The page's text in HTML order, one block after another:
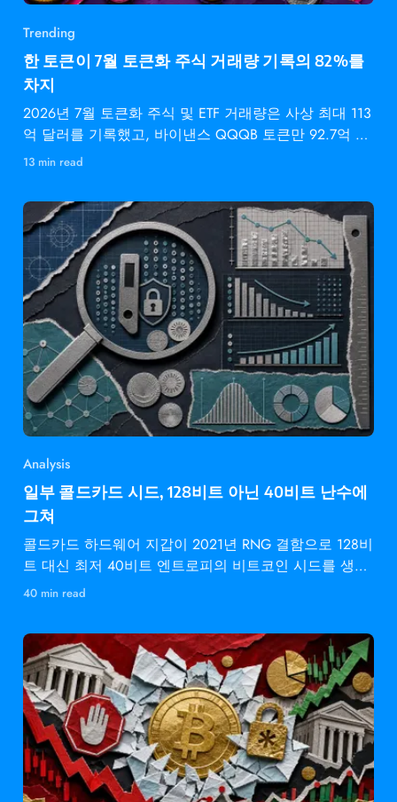
Trending
한 토큰이 7월 토큰화 주식 거래량 기록의 82%를
차지
2026년 7월 토큰화 주식 및 ETF 거래량은 사상 최대 113
억 달러를 기록했고, 바이낸스 QQQB 토큰만 92.7억 달
러를
13 min read
Analysis
일부 콜드카드 시드, 128비트 아닌 40비트 난수에
그쳐
콜드카드 하드웨어 지갑이 2021년 RNG 결함으로 128비
트 대신 최저 40비트 엔트로피의 비트코인 시드를 생성
했습니다.
40 min read